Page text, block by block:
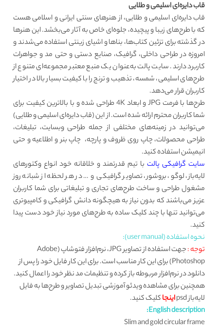
قاب دایره‌ای اسلیمی و طلایی
قاب دایره‌ای اسلیمی و طلایی، از هنرهای سنتی ایرانی و اسلامی هست
که با طرح‌های زیبا و پیچیده، جلوه‌ای خاص به آثار می‌بخشد. این هنرها
در گذشته برای تزئین کتاب‌ها، بناها و اشیای زینتی استفاده می‌شدند و
امروزه در طراحی داخلی، گرافیک، صنایع دستی و حتی مد و جواهرات
کاربرد دارند. سایت پالت به‌عنوان یک منبع معتبر مجموعه‌ای متنوع از
طرح‌های اسلیمی، شمسه، تذهیب و ترنج را با کیفیت بسیار بالا در اختیار
کاربران قرار می‌دهد.
طرح‌ها با فرمت JPG و ابعاد 4K طراحی شده‌ و با بالاترین کیفیت برای
شما کاربران محترم ارائه شده است. از این (قاب دایره‌ای اسلیمی و طلایی)
می‌توانید در زمینه‌های مختلفی از جمله طراحی وبسایت، تبلیغات،
طراحی محصولات، چاپ روی ظروف و پارچه، چاپ بنر و اطلاعیه و حتی
انیمیشن استفاده کنید.
سایت گرافیکی پالتبا تیم قدرتمند و خلاقانه خود انواع وکتورهای
لایه‌باز، لوگو، بروشور، تصاویر گرافیکی و … در هر لحظه از شبانه روز
مشغول طراحی و ساخت طرح‌های تجاری و تبلیغاتی برای شما کاربران
عزیز می‌باشند که بدون نیاز به هیچگونه دانش گرافیکی و کامپیوتری
می‌توانید تنها با چند کلیک ساده به طرح‌های مورد نیاز خود دست پیدا
کنید.
نحوه استفاده (user manual):
توجه :
جهت استفاده از تصاویر JPG، نرم‌افزار فتوشاپ (Adobe
Photoshop) برای این کار مناسب است. برای این کار فایل خود را پس از
دانلود در نرم‌افزار مربوطه باز کرده و تنظیمات مد نظر خود را اعمال کنید.
همچنین برای مشاهده ویدئو آموزشی تبدیل تصاویر و طرح‌ها به فایل
لایه‌باز psd
اینجاکلیک کنید.
English description:
Slim and gold circular frame